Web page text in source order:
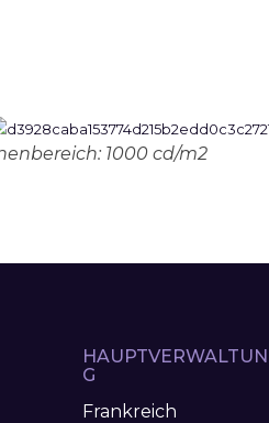
1000 cd/m2
HAUPTVERWALTUN
G
Frankreich